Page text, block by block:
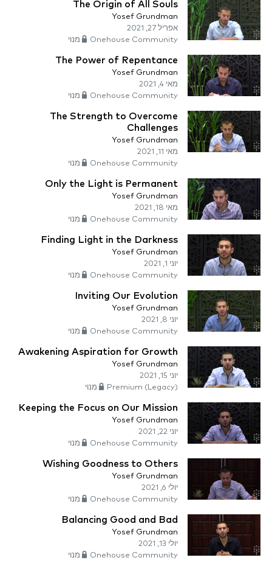
The Origin of All Souls
Yosef Grundman
אפריל 27, 2021
Onehouse Community מנוי
The Power of Repentance
Yosef Grundman
מאי 4, 2021
Onehouse Community מנוי
The Strength to Overcome
Challenges
Yosef Grundman
מאי 11, 2021
Onehouse Community מנוי
Only the Light is Permanent
Yosef Grundman
מאי 18, 2021
Onehouse Community מנוי
Finding Light in the Darkness
Yosef Grundman
יוני 1, 2021
Onehouse Community מנוי
Inviting Our Evolution
Yosef Grundman
יוני 8, 2021
Onehouse Community מנוי
Awakening Aspiration for Growth
Yosef Grundman
יוני 15, 2021
Premium (Legacy) מנוי
Keeping the Focus on Our Mission
Yosef Grundman
יוני 22, 2021
Onehouse Community מנוי
Wishing Goodness to Others
Yosef Grundman
יולי 6, 2021
Onehouse Community מנוי
Balancing Good and Bad
Yosef Grundman
יולי 13, 2021
Onehouse Community מנוי